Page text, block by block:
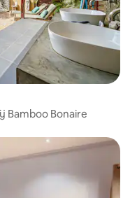
Bamboo Bonaire